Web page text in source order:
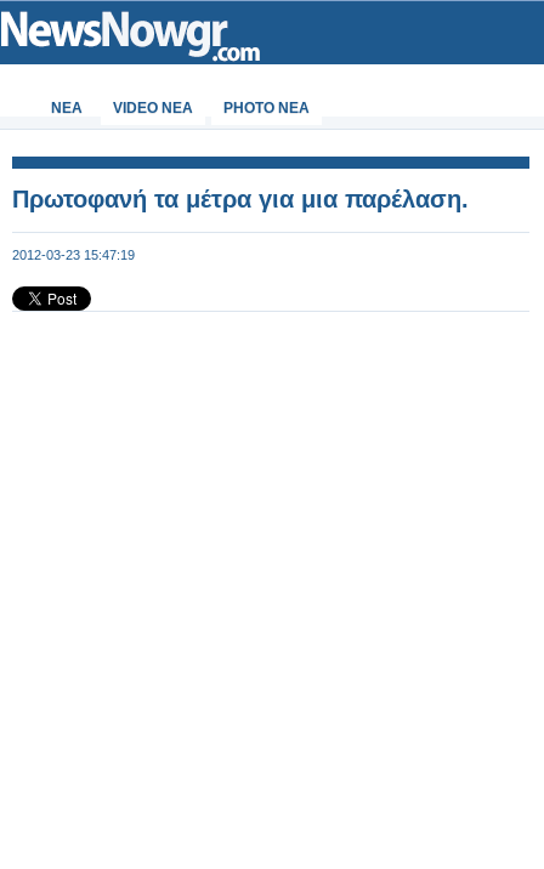
ΝΕΑ VIDEO NEA PHOTO NEA
Πρωτοφανή τα μέτρα για μια παρέλαση.
2012-03-23 15:47:19